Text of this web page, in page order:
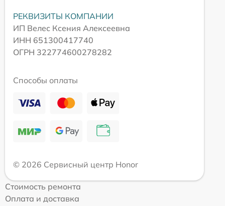
РЕКВИЗИТЫ КОМПАНИИ
ИП Велес Ксения Алексеевна
ИНН 651300417740
ОГРН 322774600278282
Способы оплаты
© 2026 Сервисный центр Honor
Стоимость ремонта
Оплата и доставка